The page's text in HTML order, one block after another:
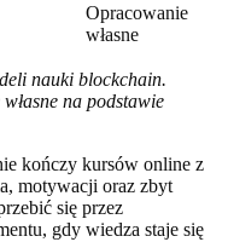
Opracowanie
własne
nauki blockchain.
na podstawie
kończy kursów online z
motywacji oraz zbyt
się przez
gdy wiedza staje się